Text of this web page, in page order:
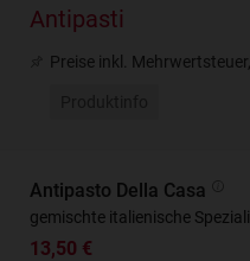
Antipasti
Preise inkl.
Antipasto Della Casa
gemischte italienische
13,50 €